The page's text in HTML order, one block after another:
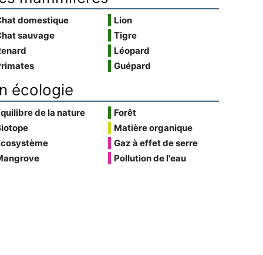
domestique
sauvage
Lion
Tigre
Léopard
Guépard
écologie
de la nature
Forêt
Matière organique
Gaz à effet de serre
Pollution de l'eau